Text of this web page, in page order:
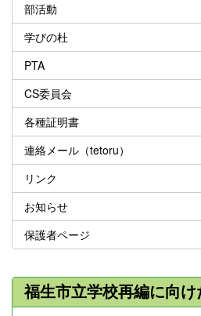
部活動
学びの杜
PTA
CS委員会
各種証明書
連絡メール（tetoru）
リンク
お知らせ
保護者ページ
福生市立学校再編に向